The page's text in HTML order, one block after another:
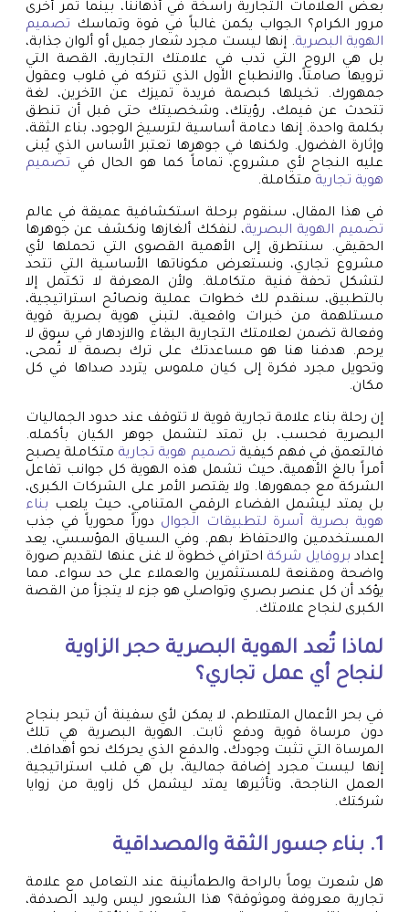
بعض العلامات التجارية راسخة في أذهاننا، بينما تمر أخرى
مرور الكرام؟ الجواب يكمن غالباً في قوة وتماسك تصميم
الهوية البصرية. إنها ليست مجرد شعار جميل أو ألوان جذابة،
بل هي الروح التي تدب في علامتك التجارية، القصة التي
ترويها صامتاً، والانطباع الأول الذي تتركه في قلوب وعقول
جمهورك. تخيلها كبصمة فريدة تميزك عن الآخرين، لغة
تتحدث عن قيمك، رؤيتك، وشخصيتك حتى قبل أن تنطق
بكلمة واحدة. إنها دعامة أساسية لترسيخ الوجود، بناء الثقة،
وإثارة الفضول. ولكنها في جوهرها تعتبر الأساس الذي يُبنى
عليه النجاح لأي مشروع، تماماً كما هو الحال في تصميم
هوية تجارية متكاملة.
في هذا المقال، سنقوم برحلة استكشافية عميقة في عالم
تصميم الهوية البصرية، لنفكك ألغازها ونكشف عن جوهرها
الحقيقي. سنتطرق إلى الأهمية القصوى التي تحملها لأي
مشروع تجاري، ونستعرض مكوناتها الأساسية التي تتحد
لتشكل تحفة فنية متكاملة. ولأن المعرفة لا تكتمل إلا
بالتطبيق، سنقدم لك خطوات عملية ونصائح استراتيجية،
مستلهمة من خبرات واقعية، لتبني هوية بصرية قوية
وفعالة تضمن لعلامتك التجارية البقاء والازدهار في سوق لا
يرحم. هدفنا هنا هو مساعدتك على ترك بصمة لا تُمحى،
وتحويل مجرد فكرة إلى كيان ملموس يتردد صداها في كل
مكان.
إن رحلة بناء علامة تجارية قوية لا تتوقف عند حدود الجماليات
البصرية فحسب، بل تمتد لتشمل جوهر الكيان بأكمله.
فالتعمق في فهم كيفية تصميم هوية تجارية متكاملة يصبح
أمراً بالغ الأهمية، حيث تشمل هذه الهوية كل جوانب تفاعل
الشركة مع جمهورها. ولا يقتصر الأمر على الشركات الكبرى،
بل يمتد ليشمل الفضاء الرقمي المتنامي، حيث يلعب بناء
هوية بصرية آسرة لتطبيقات الجوال دوراً محورياً في جذب
المستخدمين والاحتفاظ بهم. وفي السياق المؤسسي، يعد
إعداد بروفايل شركة احترافي خطوة لا غنى عنها لتقديم صورة
واضحة ومقنعة للمستثمرين والعملاء على حد سواء، مما
يؤكد أن كل عنصر بصري وتواصلي هو جزء لا يتجزأ من القصة
الكبرى لنجاح علامتك.
لماذا تُعد الهوية البصرية حجر الزاوية
لنجاح أي عمل تجاري؟
في بحر الأعمال المتلاطم، لا يمكن لأي سفينة أن تبحر بنجاح
دون مرساة قوية ودفع ثابت. الهوية البصرية هي تلك
المرساة التي تثبت وجودك، والدفع الذي يحركك نحو أهدافك.
إنها ليست مجرد إضافة جمالية، بل هي قلب استراتيجية
العمل الناجحة، وتأثيرها يمتد ليشمل كل زاوية من زوايا
شركتك.
1. بناء جسور الثقة والمصداقية
هل شعرت يوماً بالراحة والطمأنينة عند التعامل مع علامة
تجارية معروفة وموثوقة؟ هذا الشعور ليس وليد الصدفة،